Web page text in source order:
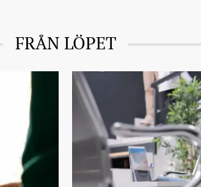
FRÅN LÖPET